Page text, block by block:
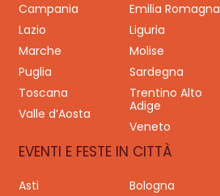
Campania
Emilia Romagna
Lazio
Liguria
Marche
Molise
Puglia
Sardegna
Toscana
Trentino Alto
Adige
Valle d’Aosta
Veneto
EVENTI E FESTE IN CITTÀ
Asti Bologna